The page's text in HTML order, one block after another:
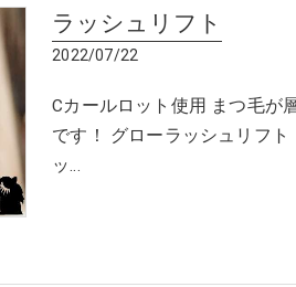
ラッシュリフト
2022/07/22
Cカールロット使用 まつ毛が
です！ グローラッシュリフト
ッ…